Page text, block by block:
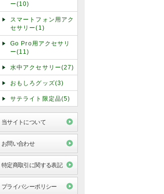
ー(10)
スマートフォン用アク
セサリー(1)
Go Pro用アクセサリ
ー(11)
水中アクセサリー(27)
おもしろグッズ(3)
サテライト限定品(5)
当サイトについて
お問い合わせ
特定商取引に関する表記
プライバシーポリシー